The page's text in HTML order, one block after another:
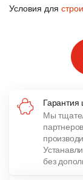
Условия для
Гарантия
Мы
без